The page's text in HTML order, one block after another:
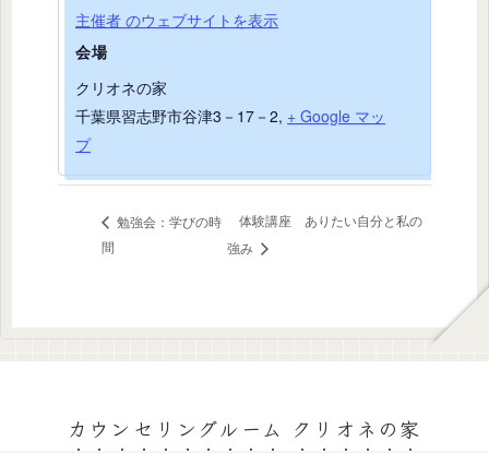
会場
クリオネの家
千葉県習志野市谷津3－17－2, + Google マッ
プ
主催者 のウェブサイトを表示
勉強会：学びの時
間
体験講座 ありたい自分と私の
強み
カウンセリングルーム クリオネの家